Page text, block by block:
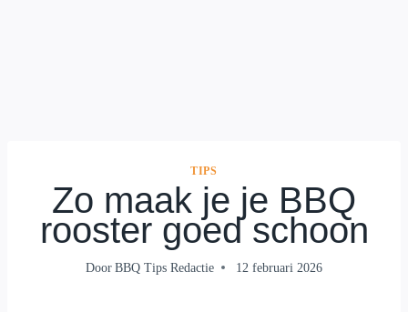
TIPS
Zo maak je je BBQ
rooster goed schoon
Door BBQ Tips Redactie 12 februari 2026